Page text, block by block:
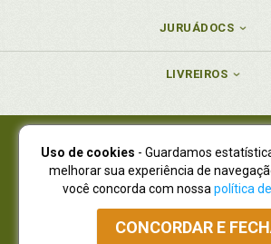
JURUÁDOCS
LIVREIROS
Juruá Editora Ltda., CNPJ
Juruá Informática Ltda., CNPJ
NOVO ENDEREÇO:R. Flávio Dallegrave,
Curitiba - Paraná - CEP
Atendimento: (41) 4009-3900|Vendas
Uso de cookies - Guardamos
melhorar sua experiência de
você concorda com nossa política
CONCORDAR E